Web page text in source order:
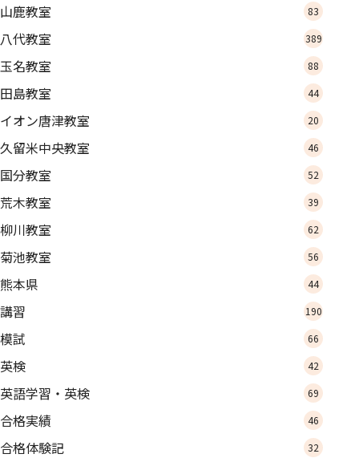
山鹿教室 83
八代教室 389
玉名教室 88
田島教室 44
イオン唐津教室 20
久留米中央教室 46
国分教室 52
荒木教室 39
柳川教室 62
菊池教室 56
熊本県 44
講習 190
模試 66
英検 42
英語学習・英検 69
合格実績 46
合格体験記 32